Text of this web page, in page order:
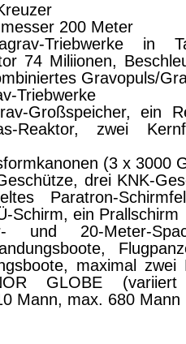
200 Meter
Triebwerke in
74 Miliionen,
Gravopuls/
Triebwerke
Großspeicher, ein
Reaktor, zwei
(3 x 3000
drei KNK-
Paratron-
Schirm, ein Prallschirm
und 20-Meter-
maximal zwei
GLOBE
Mann, max. 680 Mann